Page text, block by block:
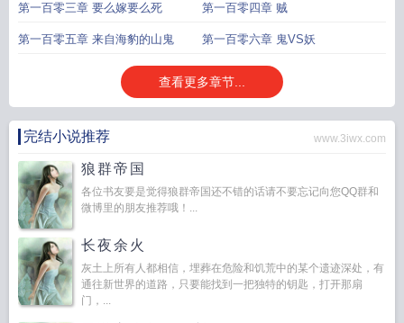
第一百零三章 要么嫁要么死 第一百零四章 贼
第一百零五章 来自海豹的山鬼 第一百零六章 鬼VS妖
查看更多章节...
完结小说推荐 www.3iwx.com
狼群帝国
各位书友要是觉得狼群帝国还不错的话请不要忘记向您QQ群和
微博里的朋友推荐哦！...
长夜余火
灰土上所有人都相信，埋葬在危险和饥荒中的某个遗迹深处，有
通往新世界的道路，只要能找到一把独特的钥匙，打开那扇
门，...